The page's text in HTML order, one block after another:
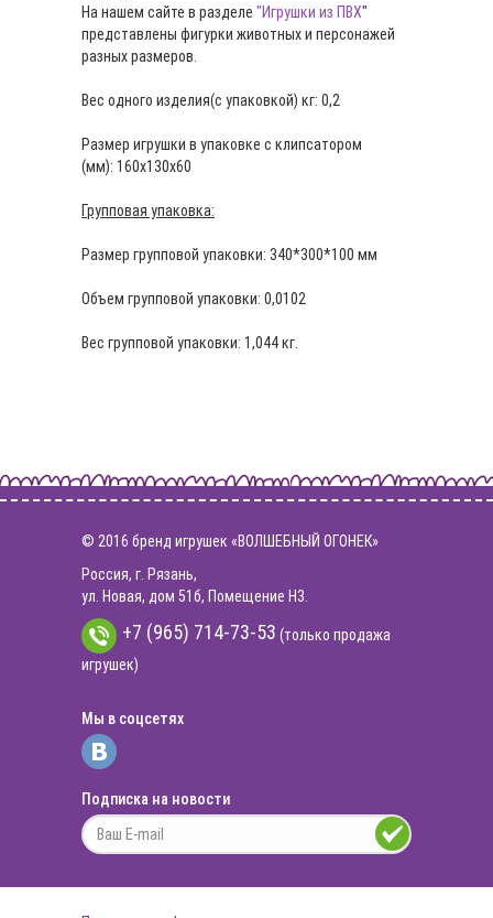
На нашем сайте в разделе "Игрушки из ПВХ"
представлены фигурки животных и персонажей
разных размеров.
Вес одного изделия(с упаковкой) кг: 0,2
Размер игрушки в упаковке с клипсатором
(мм): 160х130х60
Групповая упаковка:
Размер групповой упаковки: 340*300*100 мм
Объем групповой упаковки: 0,0102
Вес групповой упаковки: 1,044 кг.
© 2016 бренд игрушек «ВОЛШЕБНЫЙ ОГОНЕК»
Россия, г. Рязань,
ул. Новая, дом 51б, Помещение Н3.
+7 (965) 714-73-53 (только продажа
игрушек)
Мы в соцсетях
Подписка на новости